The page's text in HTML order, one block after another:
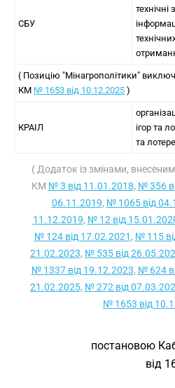
СБУ
( Позицію "Мінагрополітики"
КМ № 1653 від 10.12.2025 )
КРАІЛ
ігор та
та
( Додаток із змінами,
КМ № 3 від 11.01.2018, № 356
06.11.2019, № 1065 від
11.12.2019, № 12 від
№ 124 від 17.02.2021 , № 115
21.02.2023, № 535 від
№ 1337 від 19.12.2023, № 624
21.02.2025, № 272 від
№ 1653 від
постановою
від